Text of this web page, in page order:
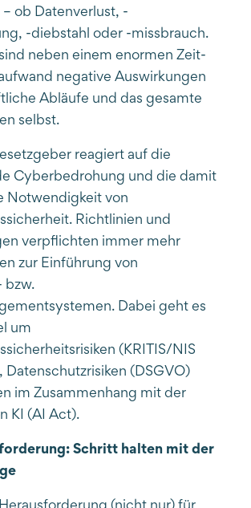
ob Datenverlust, -
-diebstahl oder -missbrauch.
neben einem enormen Zeit-
negative Auswirkungen
Abläufe und das gesamte
selbst.
reagiert auf die
Cyberbedrohung und die damit
Notwendigkeit von
Richtlinien und
verpflichten immer mehr
zur Einführung von
bzw.
Dabei geht es
um
(KRITIS/NIS
Datenschutzrisiken (DSGVO)
im Zusammenhang mit der
KI (AI Act).
Schritt halten mit der